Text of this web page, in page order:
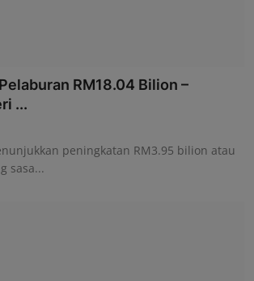
RM18.04 Bilion –
...
peningkatan RM3.95 bilion atau
sasa...